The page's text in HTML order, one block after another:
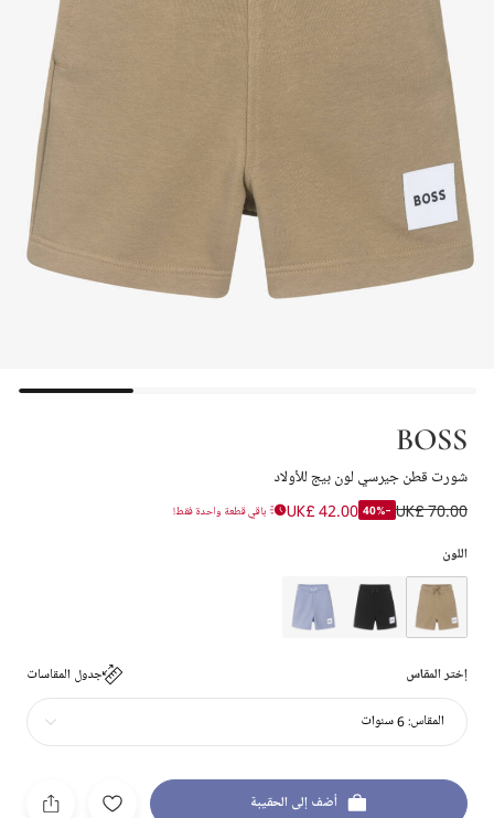
BOSS
شورت قطن جيرسي لون بيج للأولاد
UK£ 70.00
-40%
UK£ 42.00 باقي قطعة واحدة فقط!
اللون
إختر المقاس جدول المقاسات
المقاس:6 سنوات
أضف إلى الحقيبة